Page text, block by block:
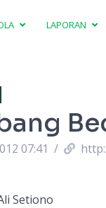
LAPORAN
07:41 /
Setiono